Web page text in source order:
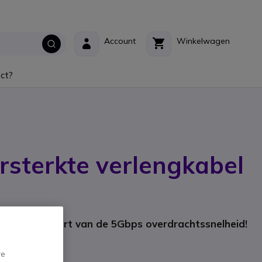
Winkelwagen
Account
verlengkabel
uit de buurt van de 5Gbps overdrachtssnelheid!